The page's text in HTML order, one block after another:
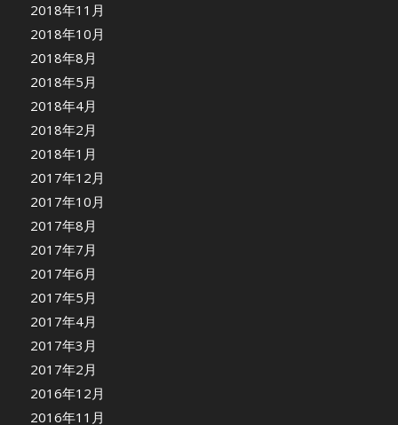
2018年11月
2018年10月
2018年8月
2018年5月
2018年4月
2018年2月
2018年1月
2017年12月
2017年10月
2017年8月
2017年7月
2017年6月
2017年5月
2017年4月
2017年3月
2017年2月
2016年12月
2016年11月